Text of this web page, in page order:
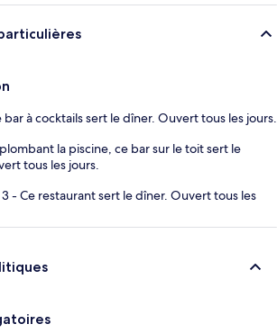
bar à cocktails sert le dîner. Ouvert tous les jours.
la piscine, ce bar sur le toit sert le
tous les jours.
3 - Ce restaurant sert le dîner. Ouvert tous les